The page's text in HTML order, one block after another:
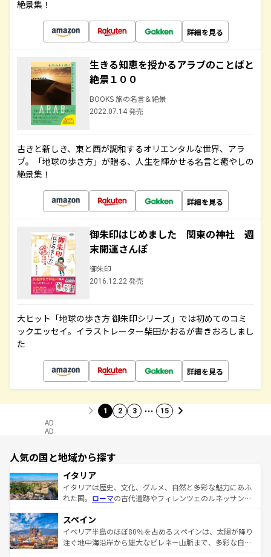
絶景集！
詳細を見る
生きる知恵を授かるアラブのことばと
絶景１００
BOOKS 旅の名言＆絶景
2022.07.14 発売
古きと新しき、東と西が調和するオリエンタルな世界、アラ
ブ。「地球の歩き方」が贈る、人生を輝かせる名言と癒やしの
絶景集！
詳細を見る
御朱印はじめました 関東の神社 週
末開運さんぽ
御朱印
2016.12.22 発売
大ヒット「地球の歩き方 御朱印シリーズ」では初めてのコミ
ックエッセイ。イラストレーター柴田かおるが書きおろしまし
た
詳細を見る
1 2 3 … 15
AD
AD
人気の国と地域から探す
イタリア
イタリアは歴史、文化、グルメ、自然と多彩な魅力にあふ
れた国。 ローマの古代遺跡やフィレンツェのルネッサンス
ろん、トスカーナの美しい田園風景やアマルフィ海岸の絶
景など、自然景観も見逃せない。観光の合間には、本場の
ピザやパスタなど、絶品のイタリア料理を堪能することも
スペイン
イベリア半島のほぼ80％を占めるスペインは、太陽が降り
注ぐ地中海沿岸から雄大なピレネー山脈まで、多彩な自然